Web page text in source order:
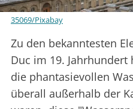
35069/Pixabay
Zu den bekanntesten
Duc im 19.
die phantasievollen
überall außerhalb der